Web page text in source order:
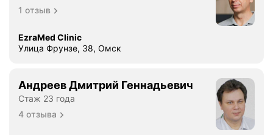
1 отзыв
EzraMed Clinic
Улица Фрунзе, 38, Омск
Андреев Дмитрий Геннадьевич
Стаж 23 года
4 отзыва